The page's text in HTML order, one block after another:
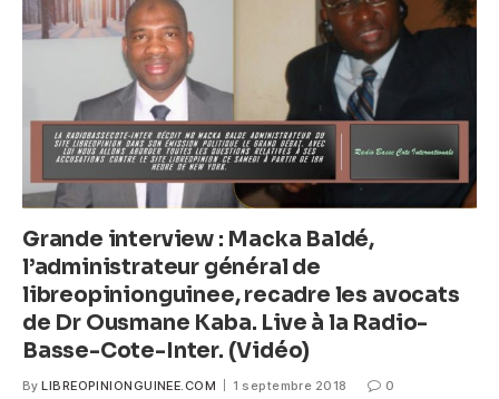
o
Grande interview : Macka Baldé,
l’administrateur général de
libreopinionguinee, recadre les avocats
de Dr Ousmane Kaba. Live à la Radio-
Basse-Cote-Inter. (Vidéo)
By LIBREOPINIONGUINEE.COM 1 septembre 2018 0